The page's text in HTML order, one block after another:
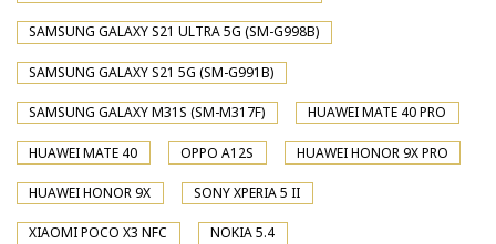
SAMSUNG GALAXY S21 ULTRA 5G (SM-G998B)
SAMSUNG GALAXY S21 5G (SM-G991B)
SAMSUNG GALAXY M31S (SM-M317F) HUAWEI MATE 40 PRO
HUAWEI MATE 40 OPPO A12S HUAWEI HONOR 9X PRO
HUAWEI HONOR 9X SONY XPERIA 5 II
XIAOMI POCO X3 NFC NOKIA 5.4